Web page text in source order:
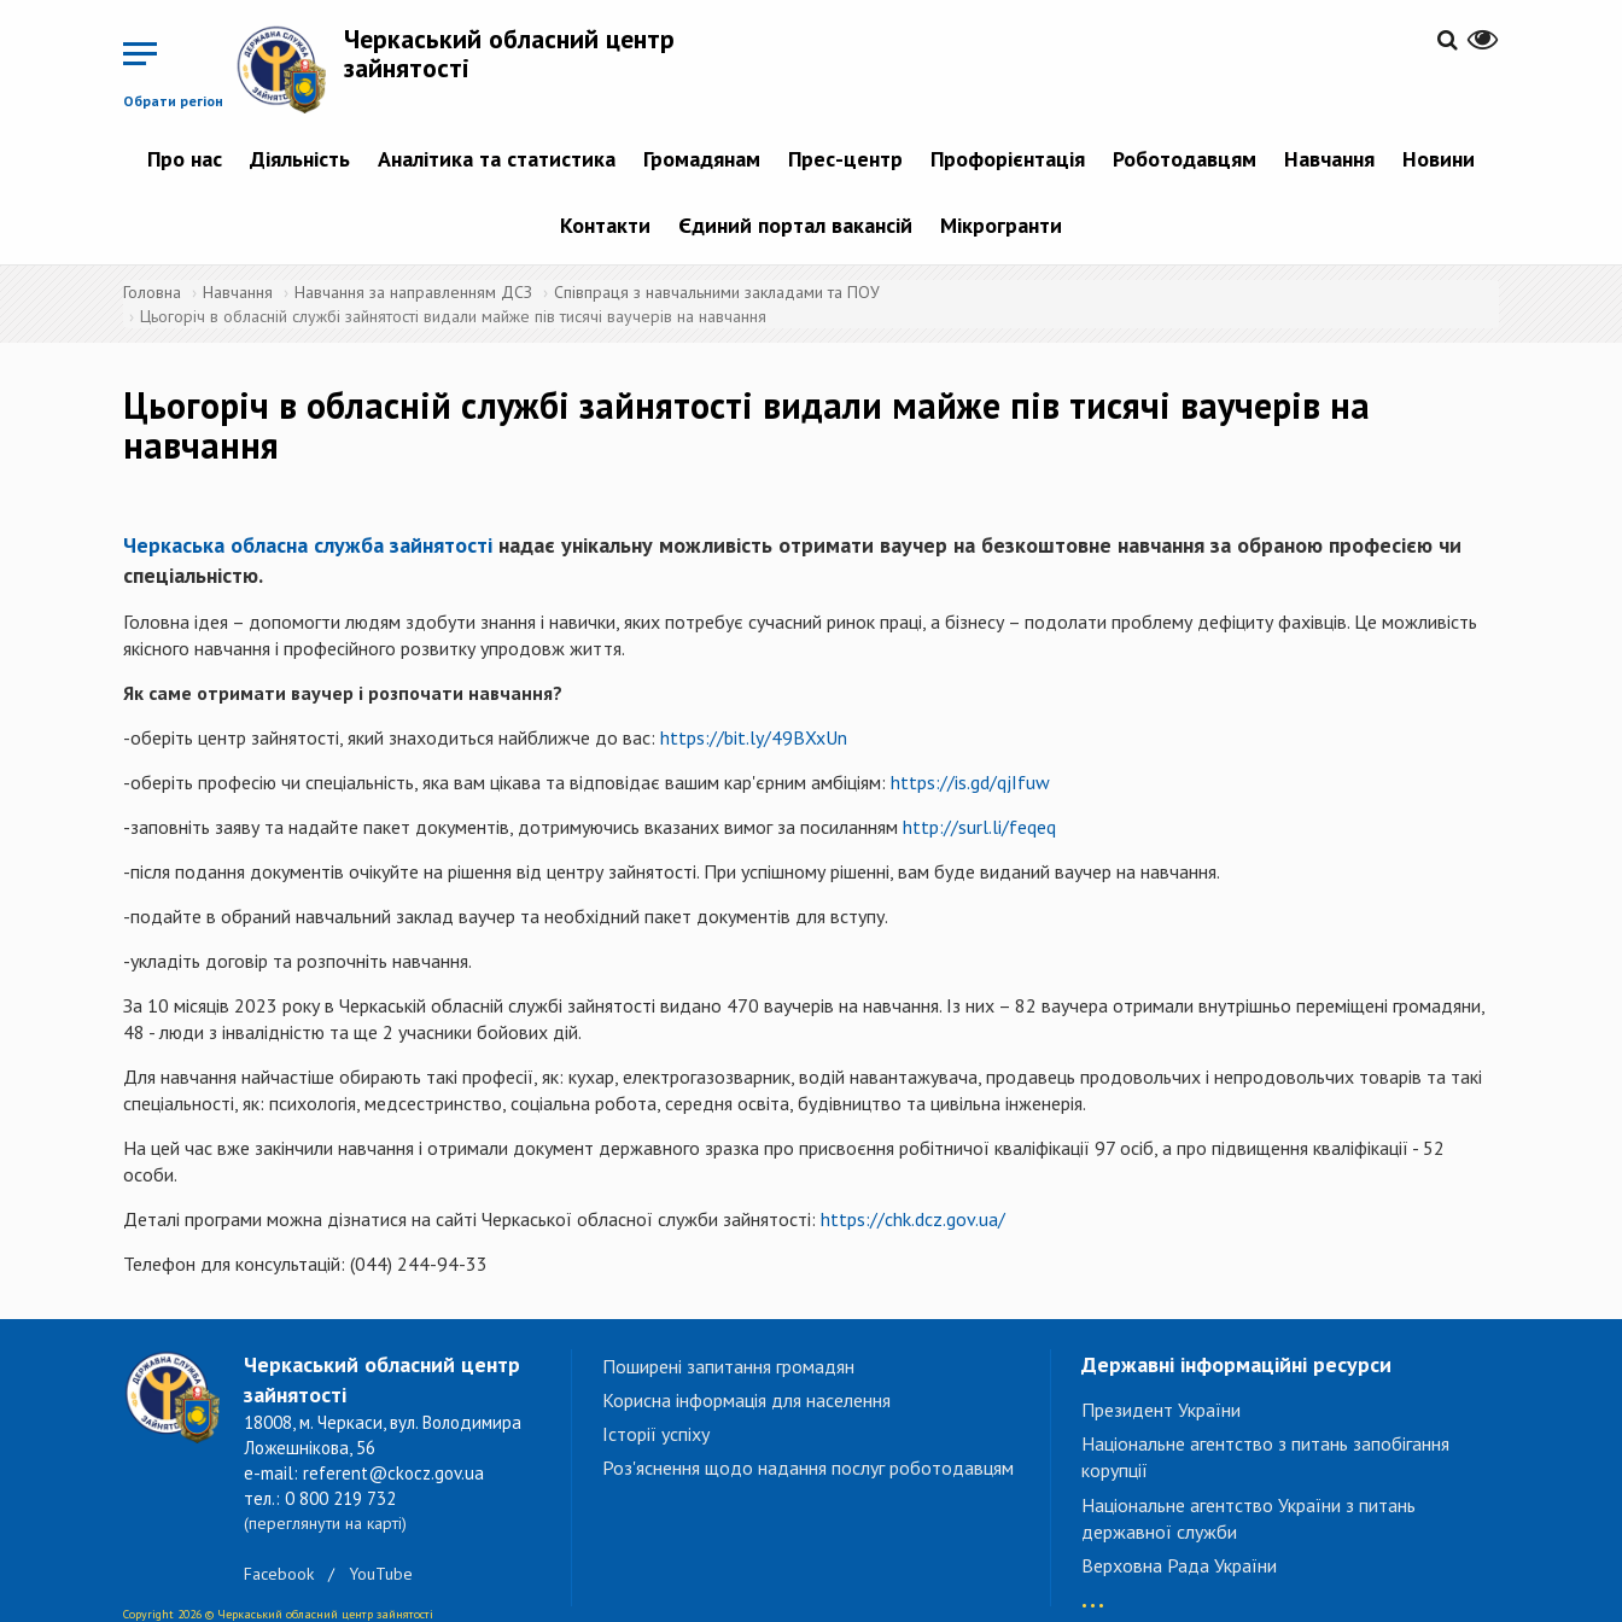
Обрати регіон
Черкаський обласний центр
зайнятості
Про нас Діяльність Аналітика та статистика Громадянам Прес-центр Профорієнтація Роботодавцям Навчання Новини
Контакти Єдиний портал вакансій Мікрогранти
Головна Навчання Навчання за направленням ДСЗ
Співпраця з навчальними закладами та ПОУ
Цьогоріч в обласній службі зайнятості видали майже пів тисячі ваучерів на навчання
Цьогоріч в обласній службі зайнятості видали майже пів тисячі ваучерів на
навчання
Черкаська обласна служба зайнятості надає унікальну можливість отримати ваучер на безкоштовне навчання за обраною професією чи
спеціальністю.
Головна ідея – допомогти людям здобути знання і навички, яких потребує сучасний ринок праці, а бізнесу – подолати проблему дефіциту фахівців. Це можливість
якісного навчання і професійного розвитку упродовж життя.
Як саме отримати ваучер і розпочати навчання?
-оберіть центр зайнятості, який знаходиться найближче до вас: https://bit.ly/49BXxUn
-оберіть професію чи спеціальність, яка вам цікава та відповідає вашим кар'єрним амбіціям: https://is.gd/qjIfuw
-заповніть заяву та надайте пакет документів, дотримуючись вказаних вимог за посиланням http://surl.li/feqeq
-після подання документів очікуйте на рішення від центру зайнятості. При успішному рішенні, вам буде виданий ваучер на навчання.
-подайте в обраний навчальний заклад ваучер та необхідний пакет документів для вступу.
-укладіть договір та розпочніть навчання.
За 10 місяців 2023 року в Черкаській обласній службі зайнятості видано 470 ваучерів на навчання. Із них – 82 ваучера отримали внутрішньо переміщені громадяни,
48 - люди з інвалідністю та ще 2 учасники бойових дій.
Для навчання найчастіше обирають такі професії, як: кухар, електрогазозварник, водій навантажувача, продавець продовольчих і непродовольчих товарів та такі
спеціальності, як: психологія, медсестринство, соціальна робота, середня освіта, будівництво та цивільна інженерія.
На цей час вже закінчили навчання і отримали документ державного зразка про присвоєння робітничої кваліфікації 97 осіб, а про підвищення кваліфікації - 52
особи.
Деталі програми можна дізнатися на сайті Черкаської обласної служби зайнятості: https://chk.dcz.gov.ua/
Телефон для консультацій: (044) 244-94-33
Черкаський обласний центр
зайнятості
18008, м. Черкаси, вул. Володимира
Ложешнікова, 56
e-mail: referent@ckocz.gov.ua
тел.: 0 800 219 732
(переглянути на карті)
Facebook / YouTube
Поширені запитання громадян
Корисна інформація для населення
Історії успіху
Роз'яснення щодо надання послуг роботодавцям
Державні інформаційні ресурси
Президент України
Національне агентство з питань запобігання
корупції
Національне агентство України з питань
державної служби
Верховна Рада України
...
Copyright 2026 © Черкаський обласний центр зайнятості